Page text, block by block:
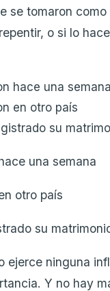
se tomaron
o si lo
hace una semana
en otro país
su
una semana
otro país
su
ejerce ninguna
Y no hay